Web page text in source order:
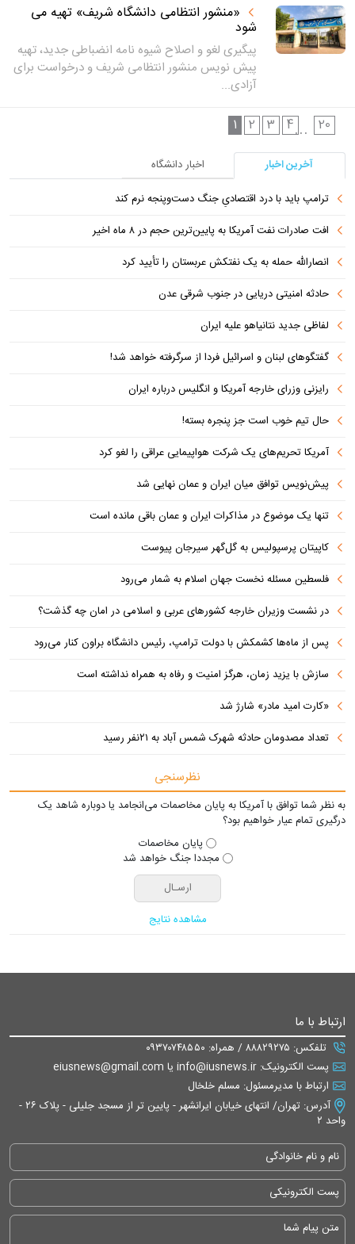
«منشور انتظامی دانشگاه شریف» تهیه می
شود
پیگیری لغو و اصلاح شیوه نامه انضباطی جدید، تهیه
پیش نویس منشور انتظامی شریف و درخواست برای
آزادی...
1
2 3 4... 20
آخرین اخبار
اخبار دانشگاه
ترامپ باید با درد اقتصادیِ جنگ دست‌و‌پنجه نرم کند
افت صادرات نفت آمریکا به پایین‌ترین حجم در ۸ ماه اخیر
انصارالله حمله به یک نفتکش عربستان را تأیید کرد
حادثه امنیتی دریایی در جنوب شرقی عدن
لفاظی جدید نتانیاهو علیه ایران
گفتگوهای لبنان و اسرائیل فردا از سرگرفته خواهد شد!
رایزنی وزرای خارجه آمریکا و انگلیس درباره ایران
حال تیم خوب است جز پنجره بسته!
آمریکا تحریم‌های یک شرکت هواپیمایی عراقی را لغو کرد
پیش‌نویس توافق میان ایران و عمان نهایی شد
تنها یک موضوع در مذاکرات ایران و عمان باقی مانده است
کاپیتان پرسپولیس به گل‌گهر سیرجان پیوست
فلسطین مسئله نخست جهان اسلام به شمار می‌رود
در نشست وزیران خارجه کشورهای عربی و اسلامی در امان چه گذشت؟
پس از ماه‌ها کشمکش با دولت ترامپ، رئیس دانشگاه براون کنار می‌رود
سازش با یزید زمان، هرگز امنیت و رفاه به همراه نداشته است
«کارت امید مادر» شارژ شد
تعداد مصدومان حادثه شهرک شمس آباد به ۲۱نفر رسید
نظرسنجی
به نظر شما توافق با آمریکا به پایان مخاصمات می‌انجامد یا دوباره شاهد یک
درگیری تمام عیار خواهیم بود؟
پایان مخاصمات
مجددا جنگ خواهد شد
مشاهده نتایج
ارتباط با ما
تلفکس: ۸۸۸۲۹۲۷۵ / همراه: ۰۹۳۷۰۷۴۸۵۵۰
پست الکترونیک: info@iusnews.ir یا eiusnews@gmail.com
ارتباط با مدیرمسئول: مسلم خلخال
آدرس: تهران/ انتهای خیابان ایرانشهر - پایین تر از مسجد جلیلی - پلاک ۲۶ -
واحد ۲